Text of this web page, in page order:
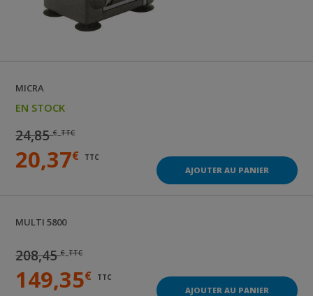
MICRA
EN STOCK
24,85€ TTC
20,37€ TTC
AJOUTER AU PANIER
MULTI 5800
208,45€ TTC
149,35€ TTC
AJOUTER AU PANIER